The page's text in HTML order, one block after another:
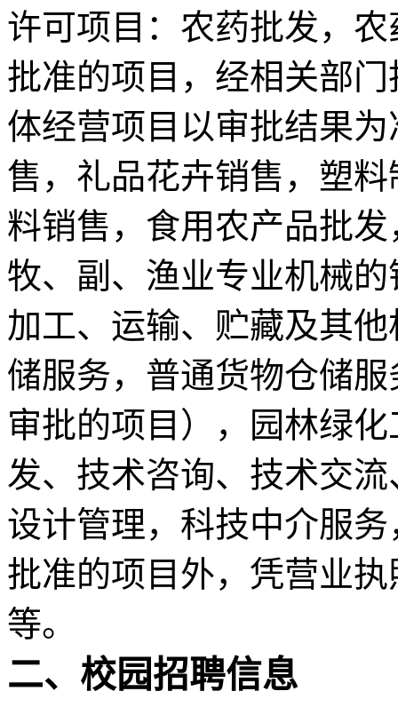
许可项目：农药批发，
批准的项目，经相关部
体经营项目以审批结果
售，礼品花卉销售，塑
料销售，食用农产品批
牧、副、渔业专业机械
加工、运输、贮藏及其
储服务，普通货物仓储
审批的项目），园林绿
发、技术咨询、技术交
设计管理，科技中介服
批准的项目外，凭营业
等。
二、校园招聘信息